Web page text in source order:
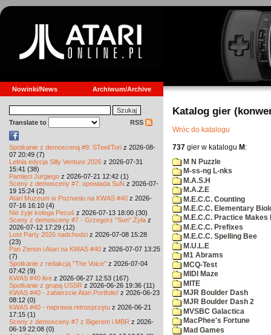
Nowinki/News Archiwum/Archive
Translate to RSS
Spotkanie z demosceną #9: STeel/Tori z 2026-08-
07 20:49 (7)
Letnia edycja Silly Venture 2026 z 2026-07-31
15:41 (38)
Pamięci Jurgiego z 2026-07-21 12:42 (1)
Sceny z demosceny #7: opowiada SuN z 2026-07-
19 15:24 (2)
Atari Muzeum w Poznaniu na KWAS #40 z 2026-
07-16 16:10 (4)
Nie żyje kolega Pecuś z 2026-07-13 18:00 (30)
Sceny z demosceny #7 - Grzegorz "Sun" Żyła z
2026-07-12 17:29 (12)
Lost Party 2026 nadchodzi z 2026-07-08 15:28
(23)
Pan Zenon i Atari na KWAS #40 z 2026-07-07 13:25
(7)
Spotkanie z redakcją "The Voice" z 2026-07-04
07:42 (9)
KWAS #40 live z 2026-06-27 12:53 (167)
Spotkanie z grupą USSR z 2026-06-26 19:36 (11)
KWAS #40 - zabierzcie Atari Portfolio! z 2026-06-23
08:12 (0)
KWAS #40 - naprawa retrosprzętu z 2026-06-21
17:15 (1)
Sceny z demosceny #7 z Bigerem i MBR z 2026-
06-19 22:08 (0)
Katalog gier
Wróc do katalogu
737 gier w katalogu M :
M N Puzzle
M-ss-ng L-nks
M.A.S.H
M.A.Z.E
M.E.C.C. Counting
M.E.C.C. Elementary
M.E.C.C. Practice Makes
M.E.C.C. Prefixes
M.E.C.C. Spelling Bee
M.U.L.E
M1 Abrams
MCQ-Test
MIDI Maze
MITE
MJR Boulder Dash
MJR Boulder Dash 2
MVSBC Galactica
MacPhee's Fortune
Mad Games